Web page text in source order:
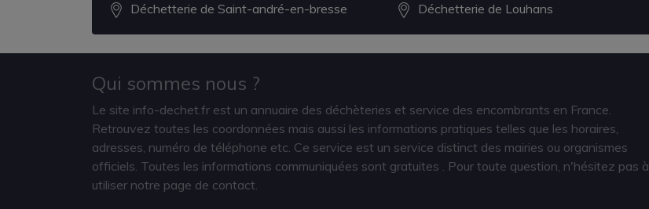
Déchetterie de Saint-andré-en-bresse Déchetterie de Louhans
Qui sommes nous ?
Le site info-dechet.fr est un annuaire des déchèteries et service des encombrants en France.
Retrouvez toutes les coordonnées mais aussi les informations pratiques telles que les horaires,
adresses, numéro de téléphone etc. Ce service est un service distinct des mairies ou organismes
officiels. Toutes les informations communiquées sont gratuites . Pour toute question, n'hésitez pas à
utiliser notre page de contact.